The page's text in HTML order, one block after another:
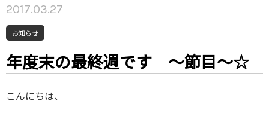
2017.03.27
お知らせ
年度末の最終週です ～節目～☆
こんにちは、